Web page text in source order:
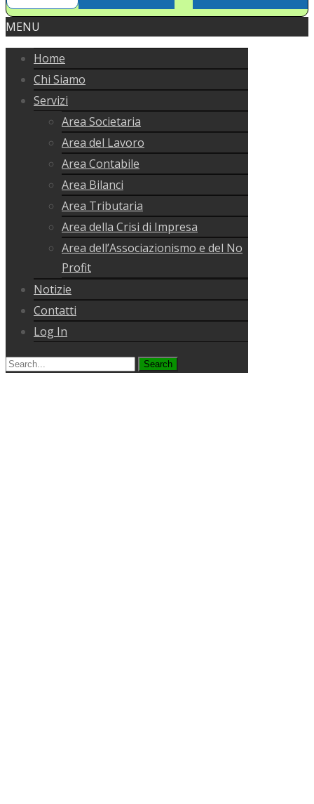
MENU
Home
Chi Siamo
Servizi
Area Societaria
Area del Lavoro
Area Contabile
Area Bilanci
Area Tributaria
Area della Crisi di Impresa
Area dell’Associazionismo e del No
Profit
Notizie
Contatti
Log In
Search